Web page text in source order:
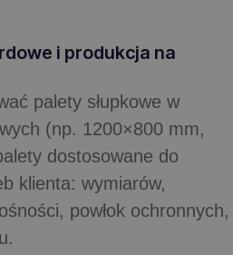
i produkcja na
palety słupkowe w
(np. 1200×800 mm,
dostosowane do
klienta: wymiarów,
powłok ochronnych,